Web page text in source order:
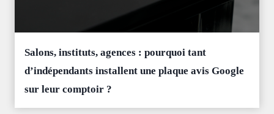
Salons, instituts, agences : pourquoi tant
d’indépendants installent une plaque avis Google
sur leur comptoir ?